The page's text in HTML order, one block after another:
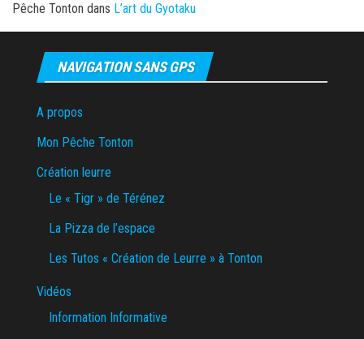
Pêche Tonton dans L’art du Gyotaku
NAVIGATION SANS GPS
A propos
Mon Pêche Tonton
Création leurre
Le « Tigr » de Térénez
La Pizza de l’espace
Les Tutos « Création de Leurre » à Tonton
Vidéos
Information Informative